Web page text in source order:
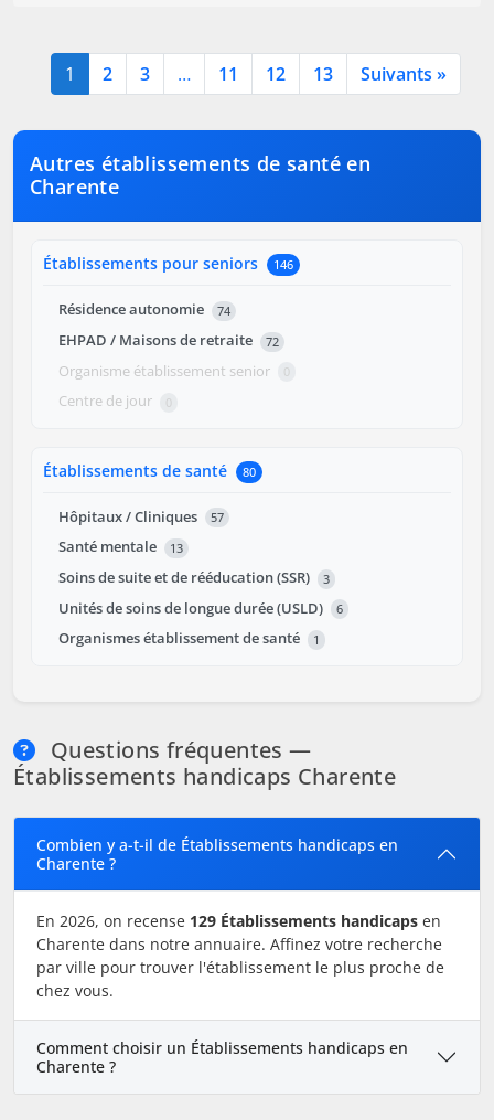
1 2 3 … 11 12 13 Suivants »
Autres établissements de santé en
Charente
Établissements pour seniors 146
Résidence autonomie 74
EHPAD / Maisons de retraite 72
Organisme établissement senior 0
Centre de jour 0
Établissements de santé 80
Hôpitaux / Cliniques 57
Santé mentale 13
Soins de suite et de rééducation (SSR) 3
Unités de soins de longue durée (USLD) 6
Organismes établissement de santé 1
Questions fréquentes —
Établissements handicaps Charente
Combien y a-t-il de Établissements handicaps en
Charente ?
En 2026, on recense 129 Établissements handicaps en
Charente dans notre annuaire. Affinez votre recherche
par ville pour trouver l'établissement le plus proche de
chez vous.
Comment choisir un Établissements handicaps en
Charente ?